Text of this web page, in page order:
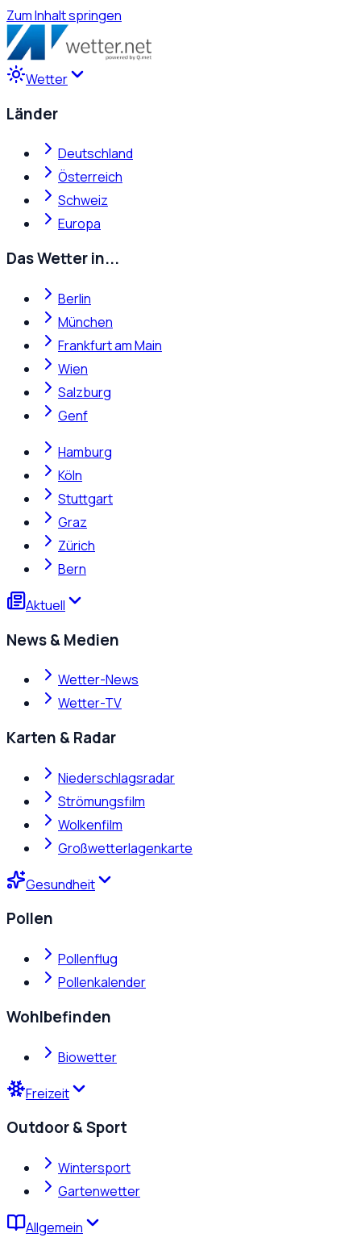
Zum Inhalt springen
Wetter
Länder
Deutschland
Österreich
Schweiz
Europa
Das Wetter in...
Berlin
München
Frankfurt am Main
Wien
Salzburg
Genf
Hamburg
Köln
Stuttgart
Graz
Zürich
Bern
Aktuell
News & Medien
Wetter-News
Wetter-TV
Karten & Radar
Niederschlagsradar
Strömungsfilm
Wolkenfilm
Großwetterlagenkarte
Gesundheit
Pollen
Pollenflug
Pollenkalender
Wohlbefinden
Biowetter
Freizeit
Outdoor & Sport
Wintersport
Gartenwetter
Allgemein